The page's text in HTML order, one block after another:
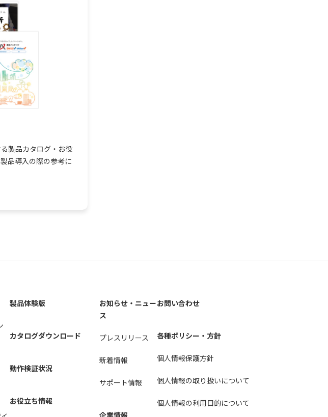
製品カタログ・お役
品導入の際の参考に
製品体験版
カタログダウンロード
動作検証状況
お役立ち情報
お知らせ・ニュー
ス
プレスリリース
新着情報
サポート情報
企業情報
お問い合わせ
各種ポリシー・方針
個人情報保護方針
個人情報の取り扱いについて
個人情報の利用目的について